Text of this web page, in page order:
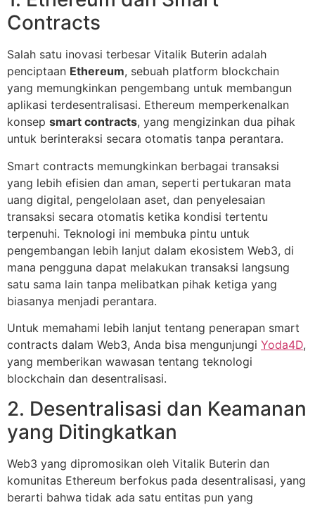
Contracts
Salah satu inovasi terbesar Vitalik Buterin adalah
penciptaan Ethereum, sebuah platform blockchain
yang memungkinkan pengembang untuk membangun
aplikasi terdesentralisasi. Ethereum memperkenalkan
konsep smart contracts, yang mengizinkan dua pihak
untuk berinteraksi secara otomatis tanpa perantara.
Smart contracts memungkinkan berbagai transaksi
yang lebih efisien dan aman, seperti pertukaran mata
uang digital, pengelolaan aset, dan penyelesaian
transaksi secara otomatis ketika kondisi tertentu
terpenuhi. Teknologi ini membuka pintu untuk
pengembangan lebih lanjut dalam ekosistem Web3, di
mana pengguna dapat melakukan transaksi langsung
satu sama lain tanpa melibatkan pihak ketiga yang
biasanya menjadi perantara.
Untuk memahami lebih lanjut tentang penerapan smart
contracts dalam Web3, Anda bisa mengunjungi Yoda4D,
yang memberikan wawasan tentang teknologi
blockchain dan desentralisasi.
2. Desentralisasi dan Keamanan
yang Ditingkatkan
Web3 yang dipromosikan oleh Vitalik Buterin dan
komunitas Ethereum berfokus pada desentralisasi, yang
berarti bahwa tidak ada satu entitas pun yang